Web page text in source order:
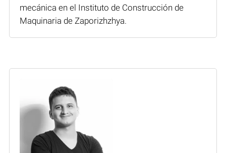
mecánica en el Instituto de Construcción de
Maquinaria de Zaporizhzhya.